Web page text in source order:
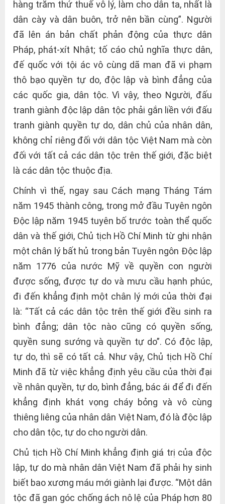
hàng trăm thứ thuế vô lý, làm cho dân ta, nhất là
dân cày và dân buôn, trở nên bần cùng”. Người
đã lên án bản chất phản động của thực dân
Pháp, phát-xít Nhật; tố cáo chủ nghĩa thực dân,
đế quốc với tội ác vô cùng dã man đã vi phạm
thô bạo quyền tự do, độc lập và bình đẳng của
các quốc gia, dân tộc. Vì vậy, theo Người, đấu
tranh giành độc lập dân tộc phải gắn liền với đấu
tranh giành quyền tự do, dân chủ của nhân dân,
không chỉ riêng đối với dân tộc Việt Nam mà còn
đối với tất cả các dân tộc trên thế giới, đặc biệt
là các dân tộc thuộc địa.
Chính vì thế, ngay sau Cách mạng Tháng Tám
năm 1945 thành công, trong mở đầu Tuyên ngôn
Độc lập năm 1945 tuyên bố trước toàn thể quốc
dân và thế giới, Chủ tịch Hồ Chí Minh từ ghi nhận
một chân lý bất hủ trong bản Tuyên ngôn Độc lập
năm 1776 của nước Mỹ về quyền con người
được sống, được tự do và mưu cầu hạnh phúc,
đi đến khẳng định một chân lý mới của thời đại
là: “Tất cả các dân tộc trên thế giới đều sinh ra
bình đẳng; dân tộc nào cũng có quyền sống,
quyền sung sướng và quyền tự do”. Có độc lập,
tự do, thì sẽ có tất cả. Như vậy, Chủ tịch Hồ Chí
Minh đã từ việc khẳng định yêu cầu của thời đại
về nhân quyền, tự do, bình đẳng, bác ái để đi đến
khẳng định khát vọng cháy bỏng và vô cùng
thiêng liêng của nhân dân Việt Nam, đó là độc lập
cho dân tộc, tự do cho người dân.
Chủ tịch Hồ Chí Minh khẳng định giá trị của độc
lập, tự do mà nhân dân Việt Nam đã phải hy sinh
biết bao xương máu mới giành lại được. “Một dân
tộc đã gan góc chống ách nô lệ của Pháp hơn 80